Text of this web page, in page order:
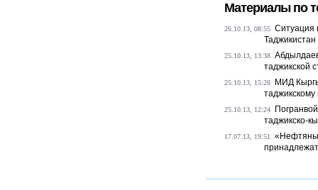
Материалы по
26.10.13, 08:55 Ситуация
Таджикистан
25.10.13, 13:38
таджикской
25.10.13, 15:28
МИД
таджикскому
25.10.13, 12:24
таджикско-
17.07.13, 19:51